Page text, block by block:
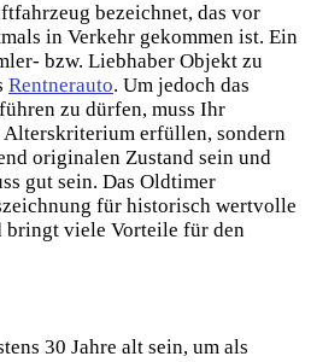
bezeichnet, das vor
in Verkehr gekommen ist. Ein
bzw. Liebhaber Objekt zu
Rentnerauto. Um jedoch das
zu dürfen, muss Ihr
Alterskriterium erfüllen, sondern
originalen Zustand sein und
gut sein. Das Oldtimer
für historisch wertvolle
bringt viele Vorteile für den
30 Jahre alt sein, um als